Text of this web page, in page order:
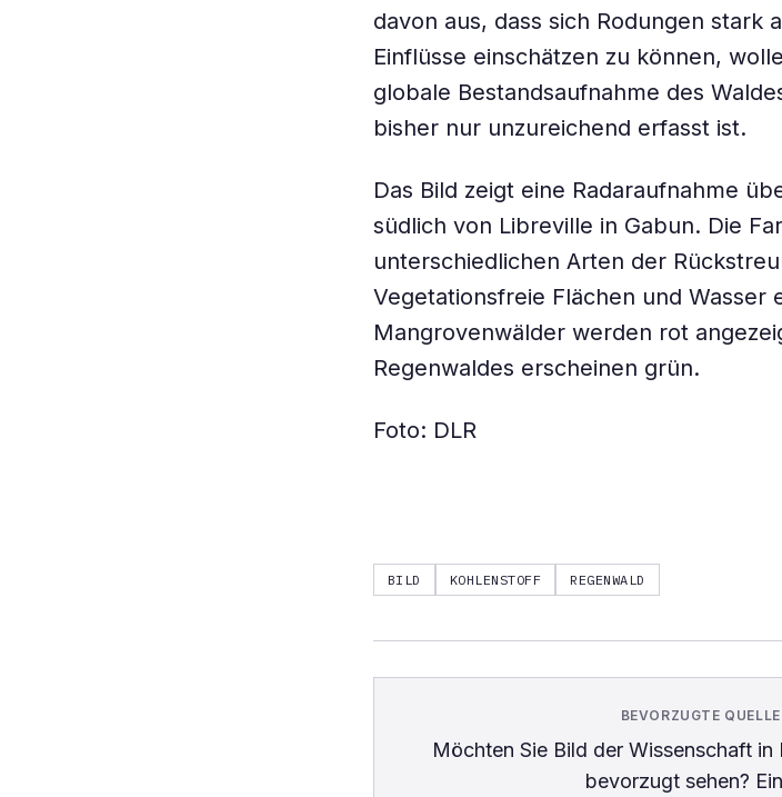
davon aus, dass sich Rodungen stark
Einflüsse einschätzen zu können,
globale Bestandsaufnahme des
bisher nur unzureichend erfasst ist.
Das Bild zeigt eine Radaraufnahme
südlich von Libreville in Gabun. Die
unterschiedlichen Arten der
Vegetationsfreie Flächen und Wasser
Mangrovenwälder werden rot
Regenwaldes erscheinen grün.
Foto: DLR
BILD KOHLENSTOFF REGENWALD
BEVORZUGTE
Möchten Sie Bild der Wissenschaftin
bevorzugt sehen?